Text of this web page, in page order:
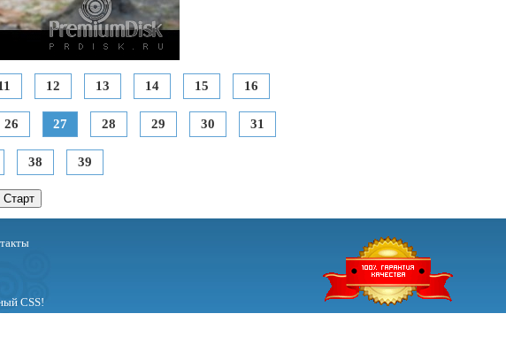
12 13 14 15 16
26 27 28 29 30 31
38 39